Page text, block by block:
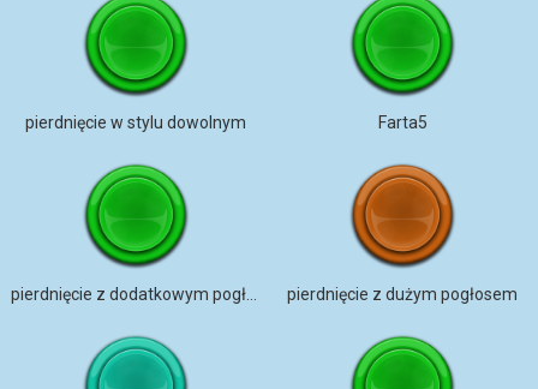
pierdnięcie w stylu dowolnym Farta5
pierdnięcie z dodatkowym pogłosem pierdnięcie z dużym pogłosem